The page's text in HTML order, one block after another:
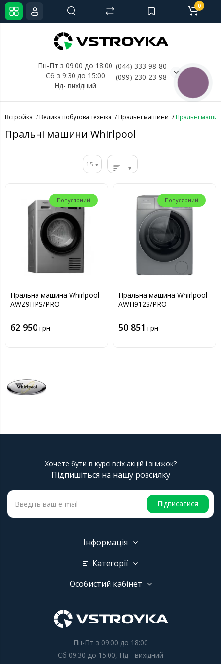
Пн-Пт з 09:00 до 18:00
Сб з 9:30 до 15:00
Нд- вихідний
(044) 333-98-80
(099) 230-23-98
0
Встройка Велика побутова техніка Пральні машини Пральні
Пральні машини Whirlpool
15
Популярний
Пральна машина Whirlpool
AWZ9HPS/PRO
62 950 грн
Популярний
Пральна машина Whirlpool
AWH912S/PRO
50 851 грн
Хочете бути в курсі всіх акцій і знижок?
Підпишіться на нашу розсилку
Підписатися
Інформація
Категорії
Особистий кабінет
Пн-Пт з 09:00 до 18:00
Сб 09:30 до 15:00, Нд - вихідний